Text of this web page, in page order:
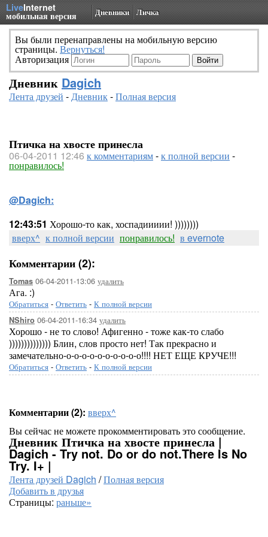
LiveInternet
мобильная версия Дневники Личка
Вы были перенаправлены на мобильную версию
страницы. Вернуться!
Авторизация
Дневник Dagich
Лента друзей -Дневник-Полная версия
Птичка на хвосте принесла
06-04-2011 12:46 к комментариям-к полной версии -
понравилось!
@Dagich:
12:43:51 Хорошо-то как, хоспадиииии! ))))))))
вверх^ к полной версии понравилось! в evernote
Комментарии (2):
Tomas 06-04-2011-13:06 удалить
Ага. :)
Обратиться - Ответить - К полной версии
NShiro 06-04-2011-16:34 удалить
Хорошо - не то слово! Афигенно - тоже как-то слабо
)))))))))))))) Блин, слов просто нет! Так прекрасно и
замечательно-о-о-о-о-о-о-о-о-о-о!!!! НЕТ ЕЩЕ КРУЧЕ!!!
Обратиться - Ответить - К полной версии
Комментарии (2): вверх^
Вы сейчас не можете прокомментировать это сообщение.
Дневник Птичка на хвосте принесла |
Dagich - Try not. Do or do not.There Is No
Try. I+ |
Лента друзей Dagich /Полная версия
Добавить в друзья
Страницы: раньше»